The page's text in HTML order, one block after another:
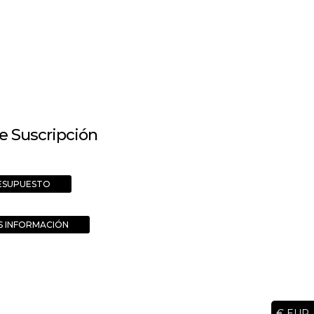
Suscripción
INFORMACIÓN